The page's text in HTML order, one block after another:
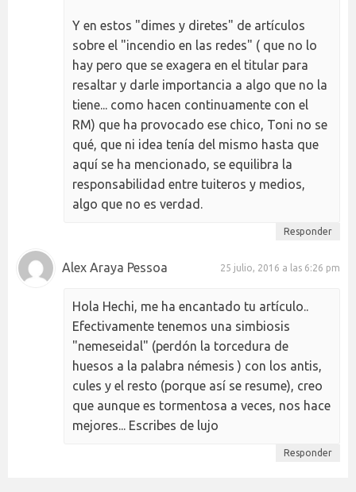
Y en estos "dimes y diretes" de artículos
sobre el "incendio en las redes" ( que no lo
hay pero que se exagera en el titular para
resaltar y darle importancia a algo que no la
tiene... como hacen continuamente con el
RM) que ha provocado ese chico, Toni no se
qué, que ni idea tenía del mismo hasta que
aquí se ha mencionado, se equilibra la
responsabilidad entre tuiteros y medios,
algo que no es verdad.
Responder
Alex Araya Pessoa 25 julio, 2016 a las 6:26 pm
Hola Hechi, me ha encantado tu artículo..
Efectivamente tenemos una simbiosis
"nemeseidal" (perdón la torcedura de
huesos a la palabra némesis ) con los antis,
cules y el resto (porque así se resume), creo
que aunque es tormentosa a veces, nos hace
mejores... Escribes de lujo
Responder